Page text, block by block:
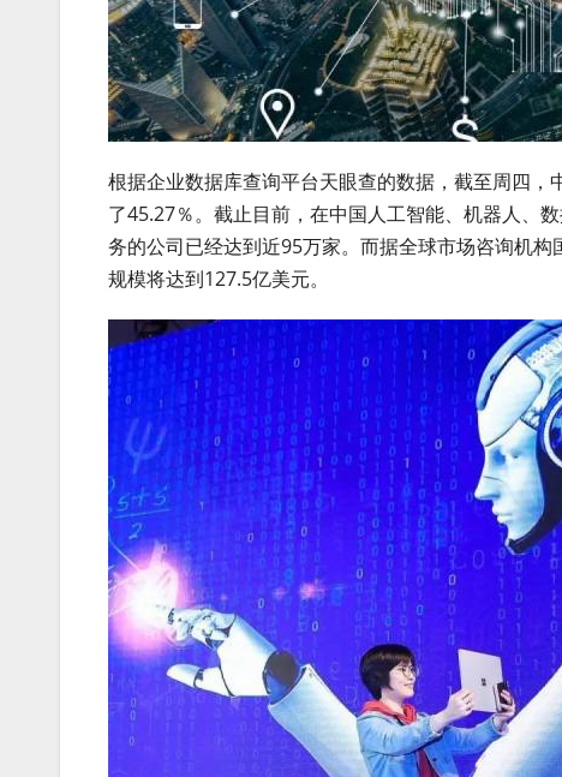
根据企业数据库查询平台天眼查的数据，截至周四
了45.27％。截止目前，在中国人工智能、机器人、
务的公司已经达到近95万家。而据全球市场咨询机
规模将达到127.5亿美元。